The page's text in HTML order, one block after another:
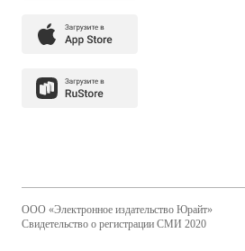
ООО «Электронное издательство Юрайт»
Свидетельство о регистрации СМИ 2020